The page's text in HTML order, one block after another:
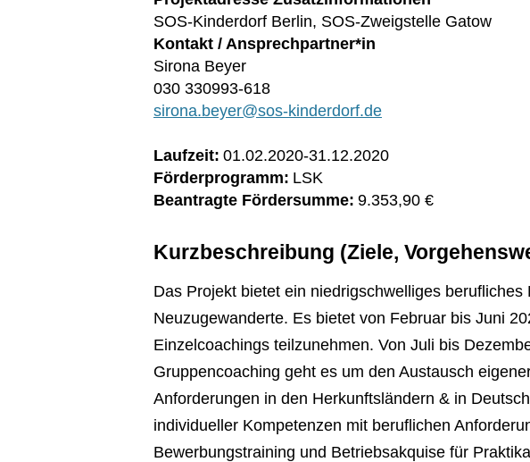
SOS-Kinderdorf Berlin, SOS-Zweigstelle Gatow
Kontakt / Ansprechpartner*in
Sirona Beyer
030 330993-618
sirona.beyer@sos-kinderdorf.de
Laufzeit: 01.02.2020-31.12.2020
Förderprogramm: LSK
Beantragte Fördersumme: 9.353,90 €
Kurzbeschreibung (Ziele,
Das Projekt bietet ein niedrigschwelliges
Neuzugewanderte. Es bietet von Februar bis Juni
Einzelcoachings teilzunehmen. Von Juli bis
Gruppencoaching geht es um den Austausch
Anforderungen in den Herkunftsländern & in
individueller Kompetenzen mit beruflichen
Bewerbungstraining und Betriebsakquise für